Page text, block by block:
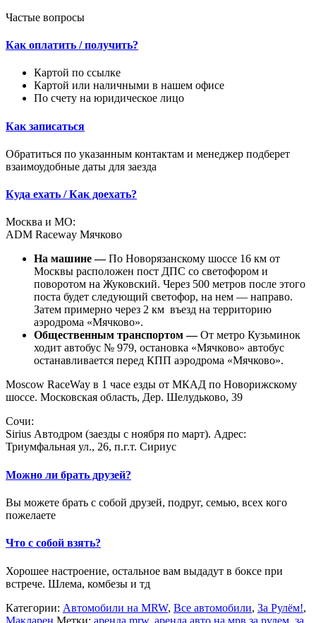
Частые вопросы
Как оплатить / получить?
Картой по ссылке
Картой или наличными в нашем офисе
По счету на юридическое лицо
Как записаться
Обратиться по указанным контактам и менеджер подберет
взаимоудобные даты для заезда
Куда ехать / Как доехать?
Москва и МО:
ADM Raceway Мячково
На машине —По Новорязанскому шоссе 16 км от
Москвы расположен пост ДПС со светофором и
поворотом на Жуковский. Через 500 метров после этого
поста будет следующий светофор, на нем — направо.
Затем примерно через 2 км въезд на территорию
аэродрома «Мячково».
Общественным транспортом —От метро Кузьминок
ходит автобус № 979, остановка «Мячково» автобус
останавливается перед КПП аэродрома «Мячково».
Moscow RaceWay в 1 часе езды от МКАД по Новорижскому
шоссе. Московская область, Дер. Шелудьково, 39
Сочи:
Sirius Автодром (заезды с ноября по март). Адрес:
Триумфальная ул., 26, п.г.т. Сириус
Можно ли брать друзей?
Вы можете брать с собой друзей, подруг, семью, всех кого
пожелаете
Что с собой взять?
Хорошее настроение, остальное вам выдадут в боксе при
встрече. Шлема, комбезы и тд
Категории: Автомобили на MRW, Все автомобили, За Рулём!,
Макларен Метки: аренда mrw, аренда авто на мрв за рулем, за